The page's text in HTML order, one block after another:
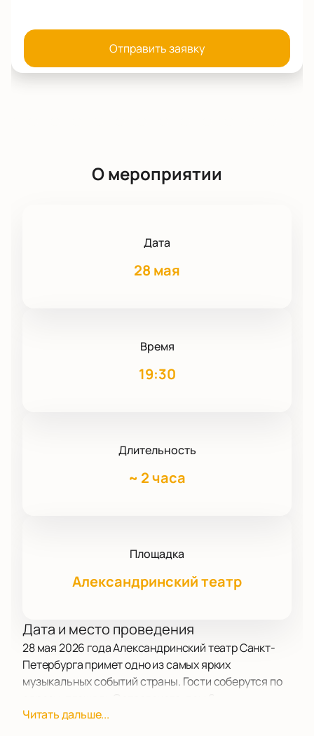
Отправить заявку
О мероприятии
Дата
28 мая
Время
19:30
Длительность
~ 2 часа
Площадка
Александринский театр
Дата и место проведения
28 мая 2026 года Александринский театр Санкт-
Петербурга примет одно из самых ярких
музыкальных событий страны. Гости соберутся по
Читать дальше...